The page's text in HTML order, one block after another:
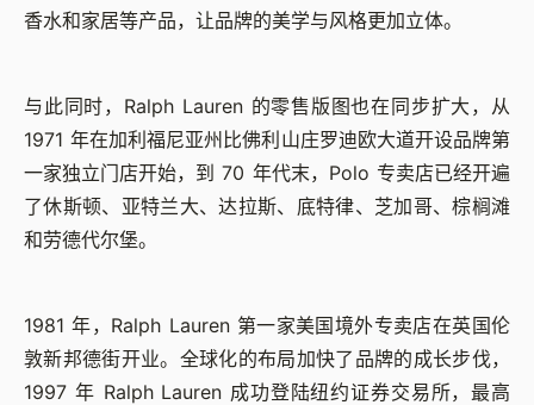
香水和家居等产品，让品牌的美学与风格更加立体。
与此同时，Ralph Lauren 的零售版图也在同步扩大，从
1971 年在加利福尼亚州比佛利山庄罗迪欧大道开设品牌第
一家独立门店开始，到 70 年代末，Polo 专卖店已经开遍
了休斯顿、亚特兰大、达拉斯、底特律、芝加哥、棕榈滩
和劳德代尔堡。
1981 年，Ralph Lauren 第一家美国境外专卖店在英国伦
敦新邦德街开业。全球化的布局加快了品牌的成长步伐，
1997 年 Ralph Lauren 成功登陆纽约证券交易所，最高